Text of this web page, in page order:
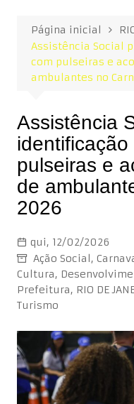
Página inicial
Assistência Social
com pulseiras e
ambulantes no
Assistência
pulseiras e
de
2026
qui, 12/02/2026
Ação Social ,
Cultura,
Prefeitura, RIO DE
Turismo